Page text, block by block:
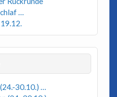
…
30.10.) …